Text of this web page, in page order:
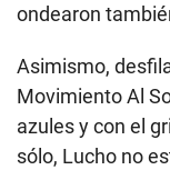
ondearon
Asimismo,
Movimiento Al
azules y con el
sólo, Lucho no